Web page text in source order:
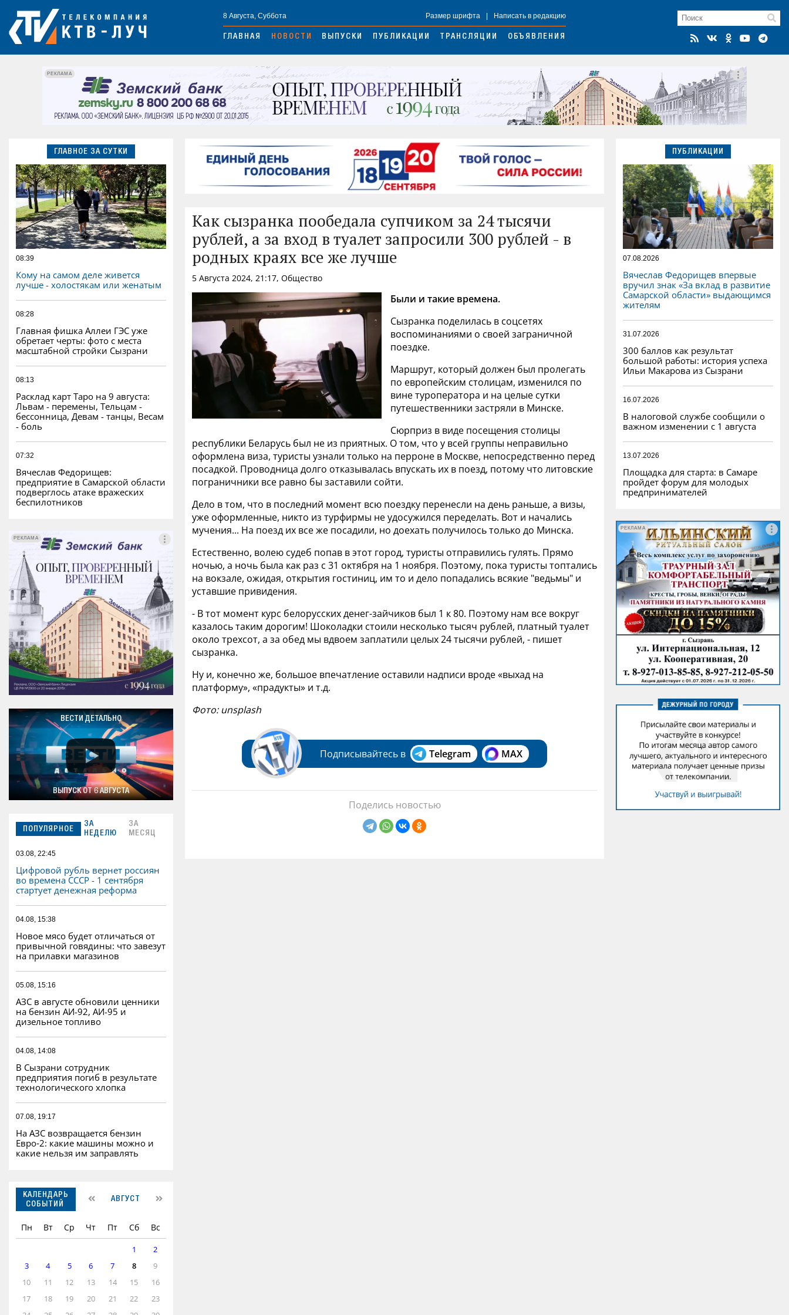
8 Августа, Суббота Размер шрифта Написать в редакцию
ГЛАВНАЯ НОВОСТИ ВЫПУСКИ ПУБЛИКАЦИИ ТРАНСЛЯЦИИ ОБЪЯВЛЕНИЯ
РЕКЛАМА
ГЛАВНОЕ ЗА СУТКИ
08:39
Кому на самом деле живется
лучше - холостякам или женатым
08:28
Главная фишка Аллеи ГЭС уже
обретает черты: фото с места
масштабной стройки Сызрани
08:13
Расклад карт Таро на 9 августа:
Львам - перемены, Тельцам -
бессонница, Девам - танцы, Весам
- боль
07:32
Вячеслав Федорищев:
предприятие в Самарской области
подверглось атаке вражеских
беспилотников
РЕКЛАМА
РЕКЛАМА
ВЕСТИ ДЕТАЛЬНО
ВЫПУСК ОТ 6 АВГУСТА
ПОПУЛЯРНОЕ
ЗА
НЕДЕЛЮ
ЗА
МЕСЯЦ
03.08, 22:45
Цифровой рубль вернет россиян
во времена СССР - 1 сентября
стартует денежная реформа
04.08, 15:38
Новое мясо будет отличаться от
привычной говядины: что завезут
на прилавки магазинов
05.08, 15:16
АЗС в августе обновили ценники
на бензин АИ-92, АИ-95 и
дизельное топливо
04.08, 14:08
В Сызрани сотрудник
предприятия погиб в результате
технологического хлопка
07.08, 19:17
На АЗС возвращается бензин
Евро‑2: какие машины можно и
какие нельзя им заправлять
КАЛЕНДАРЬ
СОБЫТИЙ
АВГУСТ
Пн Вт Ср Чт Пт Сб Вс
1
2
3
4 5 6 7 8
9
10
11 12 13 14 15
16
17
18 19 20 21 22
23
Как сызранка пообедала супчиком за 24 тысячи
рублей, а за вход в туалет запросили 300 рублей - в
родных краях все же лучше
5 Августа 2024, 21:17, Общество
Были и такие времена.
Сызранка поделилась в соцсетях
воспоминаниями о своей заграничной
поездке.
Маршрут, который должен был пролегать
по европейским столицам, изменился по
вине туроператора и на целые сутки
путешественники застряли в Минске.
Сюрприз в виде посещения столицы
республики Беларусь был не из приятных. О том, что у всей группы неправильно
оформлена виза, туристы узнали только на перроне в Москве, непосредственно перед
посадкой. Проводница долго отказывалась впускать их в поезд, потому что литовские
пограничники все равно бы заставили сойти.
Дело в том, что в последний момент всю поездку перенесли на день раньше, а визы,
уже оформленные, никто из турфирмы не удосужился переделать. Вот и начались
мучения... На поезд их все же посадили, но доехать получилось только до Минска.
Естественно, волею судеб попав в этот город, туристы отправились гулять. Прямо
ночью, а ночь была как раз с 31 октября на 1 ноября. Поэтому, пока туристы топтались
на вокзале, ожидая, открытия гостиниц, им то и дело попадались всякие "ведьмы" и
уставшие привидения.
- В тот момент курс белорусских денег-зайчиков был 1 к 80. Поэтому нам все вокруг
казалось таким дорогим! Шоколадки стоили несколько тысяч рублей, платный туалет
около трехсот, а за обед мы вдвоем заплатили целых 24 тысячи рублей, - пишет
сызранка.
Ну и, конечно же, большое впечатление оставили надписи вроде «выхад на
платформу», «прадукты» и т.д.
Фото: unsplash
Подписывайтесь в Telegram MAX
Поделись новостью
ПУБЛИКАЦИИ
07.08.2026
Вячеслав Федорищев впервые
вручил знак «За вклад в развитие
Самарской области» выдающимся
жителям
31.07.2026
300 баллов как результат
большой работы: история успеха
Ильи Макарова из Сызрани
16.07.2026
В налоговой службе сообщили о
важном изменении с 1 августа
13.07.2026
Площадка для старта: в Самаре
пройдет форум для молодых
предпринимателей
РЕКЛАМА